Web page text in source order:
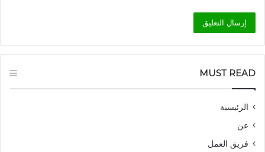
MUST READ
الرئيسية
عن
فريق العمل